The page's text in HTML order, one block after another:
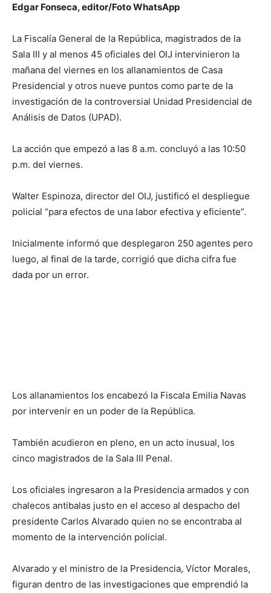
Edgar Fonseca, editor/Foto WhatsApp
La Fiscalía General de la República, magistrados de la
Sala III y al menos 45 oficiales del OIJ intervinieron la
mañana del viernes en los allanamientos de Casa
Presidencial y otros nueve puntos como parte de la
investigación de la controversial Unidad Presidencial de
Análisis de Datos (UPAD).
La acción que empezó a las 8 a.m. concluyó a las 10:50
p.m. del viernes.
Walter Espinoza, director del OIJ, justificó el despliegue
policial “para efectos de una labor efectiva y eficiente”.
Inicialmente informó que desplegaron 250 agentes pero
luego, al final de la tarde, corrigió que dicha cifra fue
dada por un error.
Los allanamientos los encabezó la Fiscala Emilia Navas
por intervenir en un poder de la República.
También acudieron en pleno, en un acto inusual, los
cinco magistrados de la Sala III Penal.
Los oficiales ingresaron a la Presidencia armados y con
chalecos antibalas justo en el acceso al despacho del
presidente Carlos Alvarado quien no se encontraba al
momento de la intervención policial.
Alvarado y el ministro de la Presidencia, Víctor Morales,
figuran dentro de las investigaciones que emprendió la